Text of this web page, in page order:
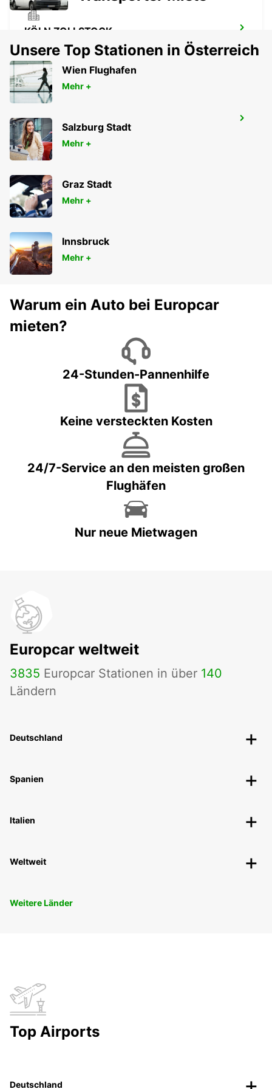
KÖLN ZOLLSTOCK
KOELN - GERMANY
KÖLN DEUTZ MESSE
KOELN - GERMANY
Unsere Top Stationen in Österreich
Wien Flughafen
Mehr +
Salzburg Stadt
Mehr +
Graz Stadt
Mehr +
Innsbruck
Mehr +
Warum ein Auto bei Europcar
mieten?
24-Stunden-Pannenhilfe
Keine versteckten Kosten
24/7-Service an den meisten großen
Flughäfen
Nur neue Mietwagen
Europcar weltweit
3835 Europcar Stationen in über 140
Ländern
Deutschland
Spanien
Italien
Weltweit
Weitere Länder
Top Airports
Deutschland